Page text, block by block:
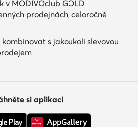
v MODIVOclub GOLD
prodejnách, celoročně
s jakoukoli slevovou
si aplikaci